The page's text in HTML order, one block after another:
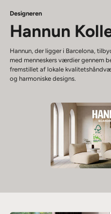
Designeren
Hannun
Hannun, der ligger i Barcelona,
med menneskers værdier gennem
fremstillet af lokale
og harmoniske designs.